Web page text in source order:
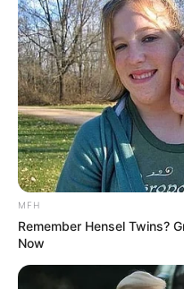
MFH
Remember Hensel Twins?
Now